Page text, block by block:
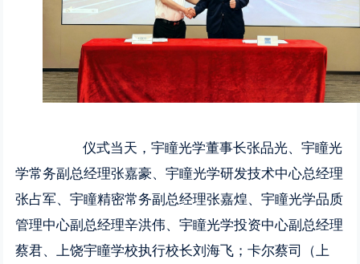
仪式当天，宇瞳光学董事长张品光、宇瞳光
学常务副总经理张嘉豪、宇瞳光学研发技术中心总经理
张占军、宇瞳精密常务副总经理张嘉煌、宇瞳光学品质
管理中心副总经理辛洪伟、宇瞳光学投资中心副总经理
蔡君、上饶宇瞳学校执行校长刘海飞；卡尔蔡司（上